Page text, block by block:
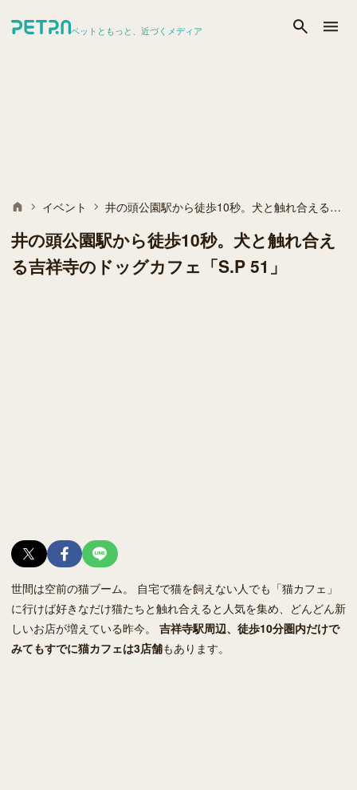
ペットともっと、近づくメディア
イベント 井の頭公園駅から徒歩10秒。犬と触れ合える吉祥寺のドッグカフェ「S.P 51」
井の頭公園駅から徒歩10秒。犬と触れ合え
る吉祥寺のドッグカフェ「S.P 51」
世間は空前の猫ブーム。 自宅で猫を飼えない人でも「猫カフェ」
に行けば好きなだけ猫たちと触れ合えると人気を集め、どんどん新
しいお店が増えている昨今。 吉祥寺駅周辺、徒歩10分圏内だけで
みてもすでに猫カフェは3店舗もあります。